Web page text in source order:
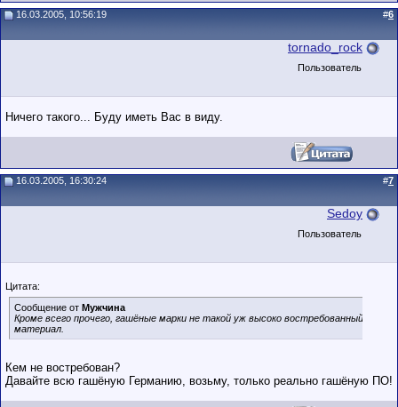
16.03.2005, 10:56:19 #6
tornado_rock
Пользователь
Ничего такого... Буду иметь Вас в виду.
16.03.2005, 16:30:24 #7
Sedoy
Пользователь
Цитата:
Сообщение от Мужчина
Кроме всего прочего, гашёные марки не такой уж высоко востребованный
материал.
Кем не востребован?
Давайте всю гашёную Германию, возьму, только реально гашёную ПО!